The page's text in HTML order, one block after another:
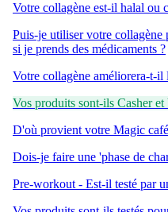
Votre collagène est-il halal ou
Puis-je utiliser votre collagène
si je prends des médicaments ?
Votre collagène améliorera-t-il
Vos produits sont-ils Casher et
D'où provient votre Magic
Dois-je faire une 'phase de
Pre-workout - Est-il testé par